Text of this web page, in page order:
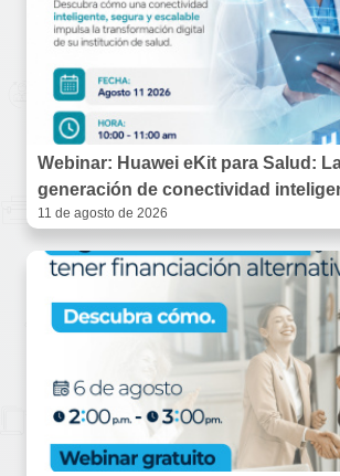
Webinar: Huawei eKit para Salud:
generación de conectividad
11 de agosto de 2026